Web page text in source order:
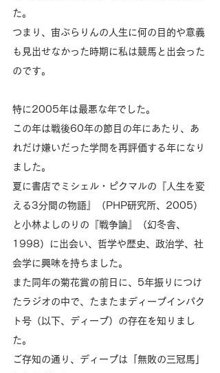
た。
つまり、宙ぶらりんの人生に何の目的や意義
も見出せなかった時期に私は競馬と出会った
のです。
特に2005年は最悪な年でした。
この年は戦後60年の節目の年にあたり、あ
れだけ嫌いだった学問を再評価する年になり
ました。
夏に書店でミシェル・ピクマルの『人生を変
える3分間の物語』（PHP研究所、2005）
と小林よしのりの『戦争論』（幻冬舎、
1998）に出会い、哲学や歴史、政治学、社
会学に興味を持ちました。
また同年の菊花賞の前日に、5年振りにつけ
たラジオの中で、たまたまディープインパク
ト号（以下、ディープ）の存在を知りまし
た。
ご存知の通り、ディープは「無敗の三冠馬」